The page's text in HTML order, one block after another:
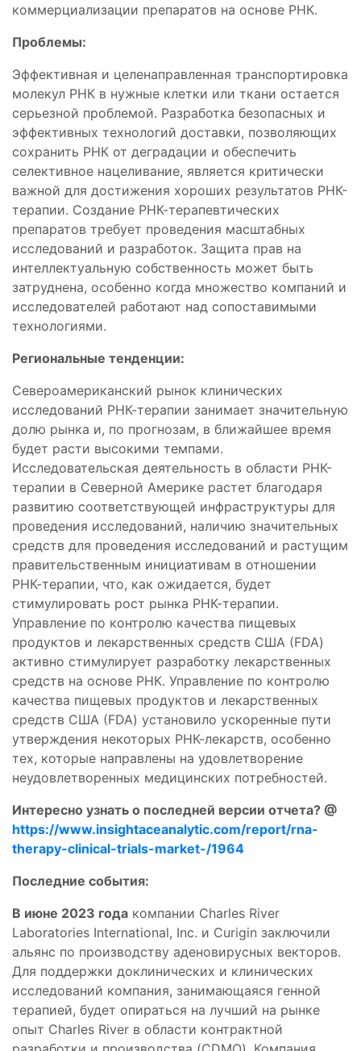
коммерциализации препаратов на основе РНК.
Проблемы:
Эффективная и целенаправленная транспортировка
молекул РНК в нужные клетки или ткани остается
серьезной проблемой. Разработка безопасных и
эффективных технологий доставки, позволяющих
сохранить РНК от деградации и обеспечить
селективное нацеливание, является критически
важной для достижения хороших результатов РНК-
терапии. Создание РНК-терапевтических
препаратов требует проведения масштабных
исследований и разработок. Защита прав на
интеллектуальную собственность может быть
затруднена, особенно когда множество компаний и
исследователей работают над сопоставимыми
технологиями.
Региональные тенденции:
Североамериканский рынок клинических
исследований РНК-терапии занимает значительную
долю рынка и, по прогнозам, в ближайшее время
будет расти высокими темпами.
Исследовательская деятельность в области РНК-
терапии в Северной Америке растет благодаря
развитию соответствующей инфраструктуры для
проведения исследований, наличию значительных
средств для проведения исследований и растущим
правительственным инициативам в отношении
РНК-терапии, что, как ожидается, будет
стимулировать рост рынка РНК-терапии.
Управление по контролю качества пищевых
продуктов и лекарственных средств США (FDA)
активно стимулирует разработку лекарственных
средств на основе РНК. Управление по контролю
качества пищевых продуктов и лекарственных
средств США (FDA) установило ускоренные пути
утверждения некоторых РНК-лекарств, особенно
тех, которые направлены на удовлетворение
неудовлетворенных медицинских потребностей.
Интересно узнать о последней версии отчета? @
https://www.insightaceanalytic.com/report/rna-
therapy-clinical-trials-market-/1964
Последние события:
В июне 2023 года компании Charles River
Laboratories International, Inc. и Curigin заключили
альянс по производству аденовирусных векторов.
Для поддержки доклинических и клинических
исследований компания, занимающаяся генной
терапией, будет опираться на лучший на рынке
опыт Charles River в области контрактной